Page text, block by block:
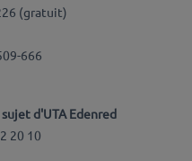
(gratuit)
666
d'UTA Edenred
20 10